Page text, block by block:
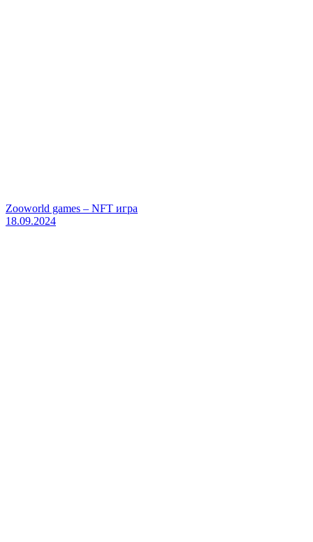
Zooworld games – NFT игра
18.09.2024